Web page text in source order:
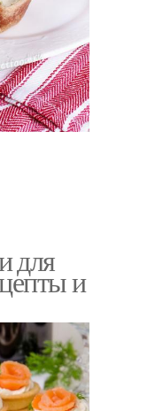
для
и